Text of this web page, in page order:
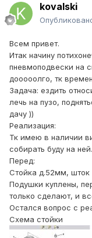
kovalski
Всем привет.
Итак начину
пневмоподвески на
дооооолго, тк
Задача: ездить
лечь на пузо,
дачу ))
Реализация:
Тк имею в наличии
собирать буду на ней.
Перед:
Стойка д.52мм, шток
Подушки куплены,
только сделают, и
Остался вопрос с
Схема стойки